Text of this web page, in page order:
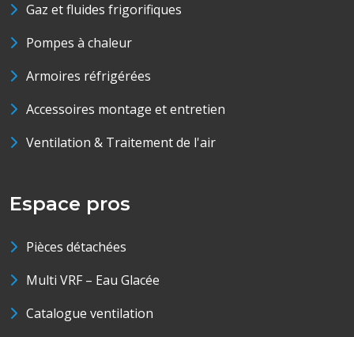
Gaz et fluides frigorifiques
Pompes à chaleur
Armoires réfrigérées
Accessoires montage et entretien
Ventilation & Traitement de l'air
Espace pros
Pièces détachées
Multi VRF – Eau Glacée
Catalogue ventilation